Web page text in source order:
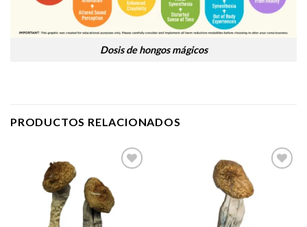
Dosis de hongos mágicos
PRODUCTOS RELACIONADOS
Add to